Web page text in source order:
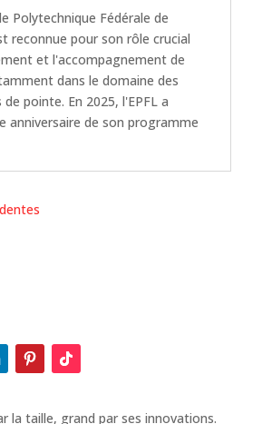
Polytechnique Fédérale de
reconnue pour son rôle crucial
et l'accompagnement de
dans le domaine des
pointe. En 2025, l'EPFL a
anniversaire de son programme
la taille, grand par ses innovations.